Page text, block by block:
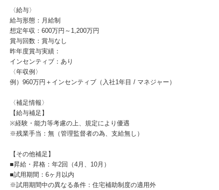
〈給与〉
給与形態：月給制
想定年収：600万円～1,200万円
賞与回数：賞与なし
昨年度賞与実績：
インセンティブ：あり
〈年収例〉
例）960万円＋インセンティブ（入社1年目 / マネジャー）
〈補足情報〉
【給与補足】
※経験・能力等考慮の上、規定により優遇
※残業手当：無（管理監督者の為、支給無し）
【その他補足】
■昇給・昇格：年2回（4月、10月）
■試用期間：6ヶ月以内
※試用期間中の異なる条件：住宅補助制度の適用外